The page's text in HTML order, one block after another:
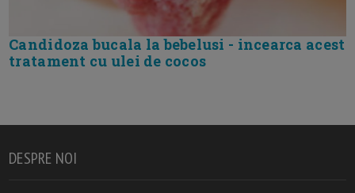
Candidoza bucala la bebelusi - incearca acest
tratament cu ulei de cocos
DESPRE NOI